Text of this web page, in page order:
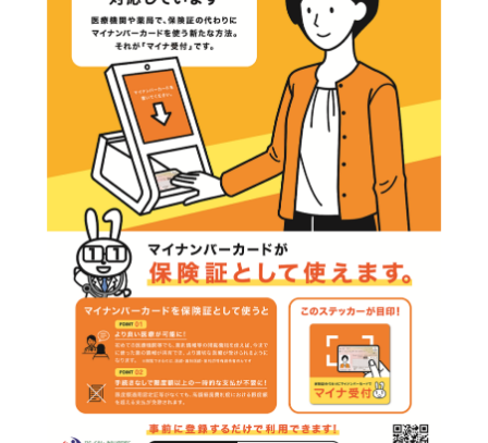
皮膚科（一般・小児） 美容皮膚科・自由診療
皮膚外科・形成外科 アレルギー科
症状から探す
治療方法から探す
料金表
自由診療
医師紹介